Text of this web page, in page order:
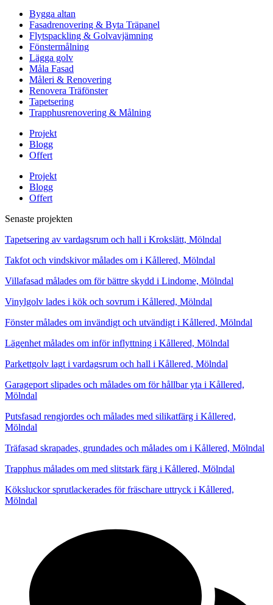
Bygga altan
Fasadrenovering & Byta Träpanel
Flytspackling & Golvavjämning
Fönstermålning
Lägga golv
Måla Fasad
Måleri & Renovering
Renovera Träfönster
Tapetsering
Trapphusrenovering & Målning
Projekt
Blogg
Offert
Projekt
Blogg
Offert
Senaste projekten
Tapetsering av vardagsrum och hall i Krokslätt, Mölndal
Takfot och vindskivor målades om i Kållered, Mölndal
Villafasad målades om för bättre skydd i Lindome, Mölndal
Vinylgolv lades i kök och sovrum i Kållered, Mölndal
Fönster målades om invändigt och utvändigt i Kållered, Mölndal
Lägenhet målades om inför inflyttning i Kållered, Mölndal
Parkettgolv lagt i vardagsrum och hall i Kållered, Mölndal
Garageport slipades och målades om för hållbar yta i Kållered,
Mölndal
Putsfasad rengjordes och målades med silikatfärg i Kållered,
Mölndal
Träfasad skrapades, grundades och målades om i Kållered, Mölndal
Trapphus målades om med slitstark färg i Kållered, Mölndal
Köksluckor sprutlackerades för fräschare uttryck i Kållered,
Mölndal